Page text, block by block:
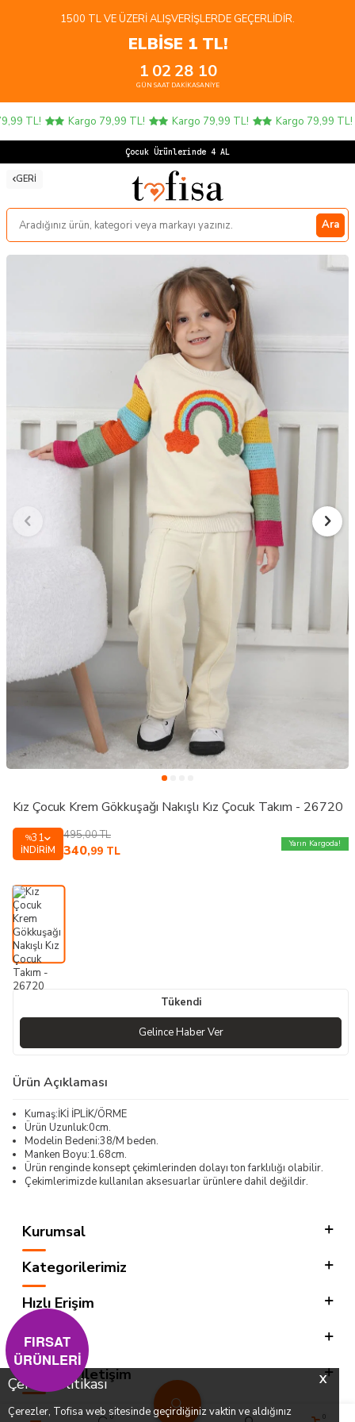
X
Çerez Politikası
Çerezler, Tofisa web sitesinde geçirdiğiniz vaktin ve aldığınız
1500 TL VE ÜZERI ALIŞVERIŞLERDE GEÇERLIDIR.
ELBİSE 1 TL!
1
GÜN
02
SAAT
28
DAKIKA
10
SANIYE
TL! Kargo 79,99 TL! Kargo 79,99 TL! Kargo 79,99 TL!
Çocuk Ürünlerinde 4 AL 3 Ö
GERI
Ara
0 0
Kız Çocuk Krem Gökkuşağı Nakışlı Kız Çocuk Takım - 26720
%31
İNDIRIM
495,00TL
340,99 TL
Yarın Kargoda!
Tükendi
Gelince Haber Ver
Ürün Açıklaması
Kumaş:İKİ İPLİK/ÖRME
Ürün Uzunluk:0cm.
Modelin Bedeni:38/M beden.
Manken Boyu:1.68cm.
Ürün renginde konsept çekimlerinden dolayı ton farklılığı olabilir.
Çekimlerimizde kullanılan aksesuarlar ürünlere dahil değildir.
Kurumsal
Kategorilerimiz
Hızlı Erişim
Sosyal
Adres & İletişim
FIRSAT
ÜRÜNLERİ